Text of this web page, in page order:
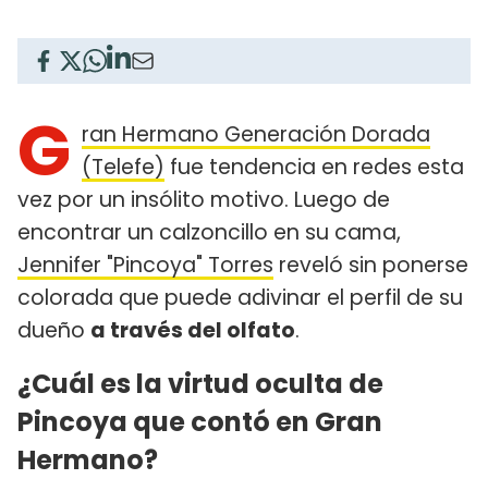
G ran Hermano Generación Dorada
(Telefe) fue tendencia en redes esta
vez por un insólito motivo. Luego de
encontrar un calzoncillo en su cama,
Jennifer "Pincoya" Torres reveló sin ponerse
colorada que puede adivinar el perfil de su
dueño a través del olfato.
¿Cuál es la virtud oculta de
Pincoya que contó en Gran
Hermano?